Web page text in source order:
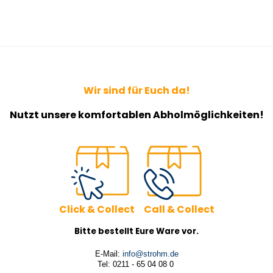
Wir sind für Euch da!
Nutzt unsere komfortablen Abholmöglichkeiten!
Click & Collect Call & Collect
Bitte bestellt Eure Ware vor.
E-Mail: info@strohm.de
Tel: 0211 - 65 04 08 0